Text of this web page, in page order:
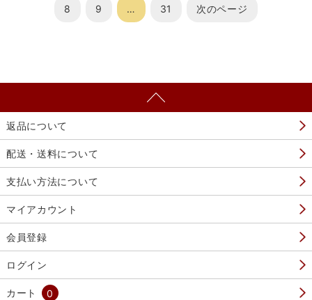
8 9 … 31 次のページ
返品について
配送・送料について
支払い方法について
マイアカウント
会員登録
ログイン
カート 0